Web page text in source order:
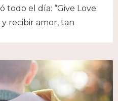
todo el día: “Give Love.
y recibir amor, tan